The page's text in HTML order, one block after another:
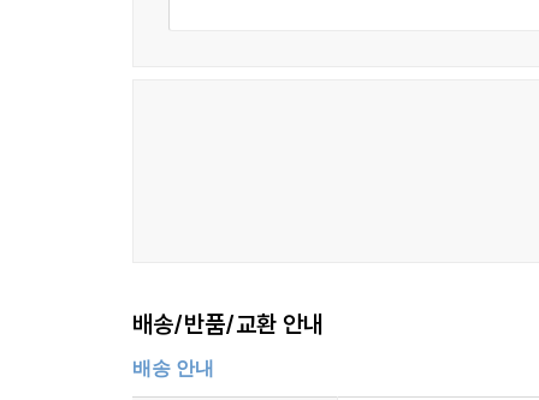
배송/반품/교환 안내
배송 안내